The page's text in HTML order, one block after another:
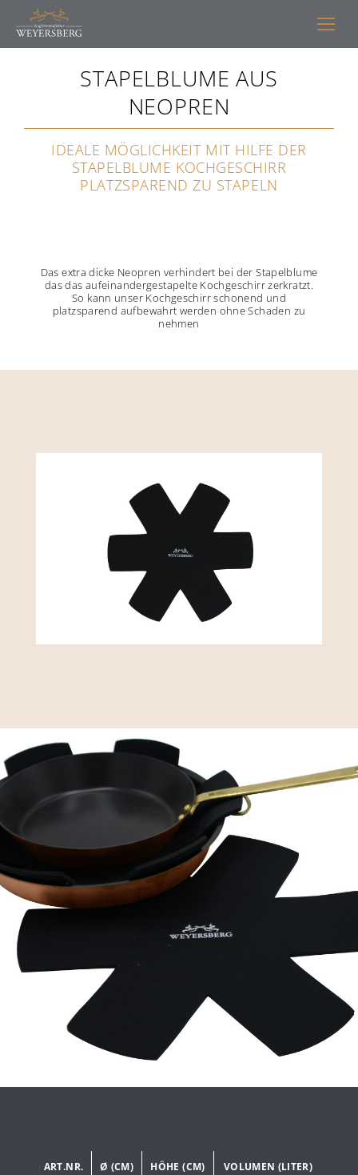
Die Manufaktur
Das Sortiment
Presse
STAPELBLUME AUS
NEOPREN
IDEALE MÖGLICHKEIT MIT HILFE DER
STAPELBLUME KOCHGESCHIRR
PLATZSPAREND ZU STAPELN
Das extra dicke Neopren verhindert bei der Stapelblume
das das aufeinandergestapelte Kochgeschirr zerkratzt.
So kann unser Kochgeschirr schonend und
platzsparend aufbewahrt werden ohne Schaden zu
nehmen
ART.NR. Ø (CM) HÖHE (CM) VOLUMEN (LITER)